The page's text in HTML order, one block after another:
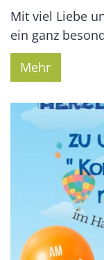
Mit viel Liebe
ein ganz
Mehr